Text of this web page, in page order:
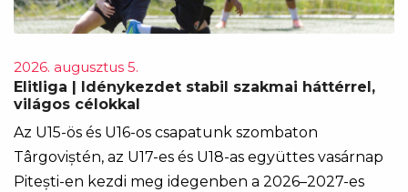
2026. augusztus 5.
Elitliga | Idénykezdet stabil szakmai háttérrel,
világos célokkal
Az U15-ös és U16-os csapatunk szombaton
Târgoviștén, az U17-es és U18-as együttes vasárnap
Pitești-en kezdi meg idegenben a 2026–2027-es